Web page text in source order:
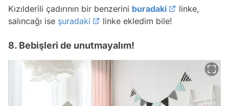
Kızılderili çadırının bir benzerini buradaki
linke,
salıncağı ise şuradaki linke ekledim bile!
8. Bebişleri de unutmayalım!